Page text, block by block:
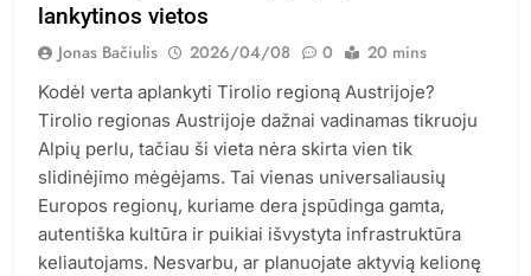
lankytinos vietos
Jonas Bačiulis 2026/04/08 0 20 mins
Kodėl verta aplankyti Tirolio regioną Austrijoje?
Tirolio regionas Austrijoje dažnai vadinamas tikruoju
Alpių perlu, tačiau ši vieta nėra skirta vien tik
slidinėjimo mėgėjams. Tai vienas universaliausių
Europos regionų, kuriame dera įspūdinga gamta,
autentiška kultūra ir puikiai išvystyta infrastruktūra
keliautojams. Nesvarbu, ar planuojate aktyvią kelionę